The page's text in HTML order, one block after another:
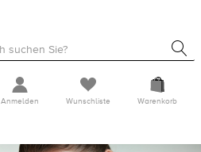
Anmelden Wunschliste Warenkorb